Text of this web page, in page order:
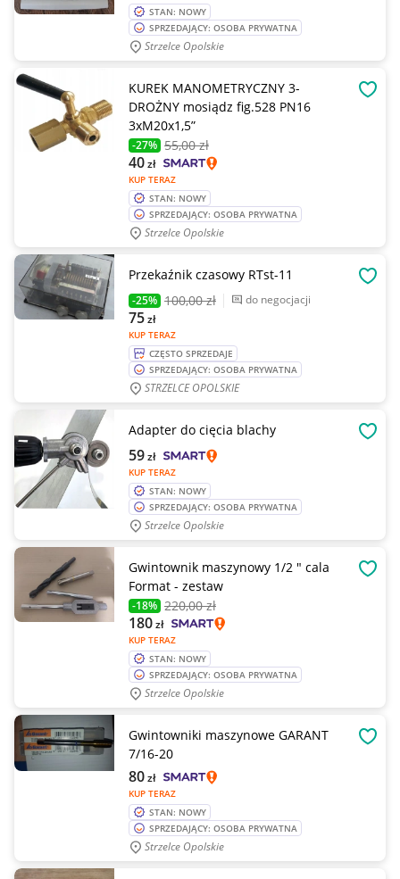
STAN: NOWY
SPRZEDAJĄCY: OSOBA PRYWATNA
Strzelce Opolskie
KUREK MANOMETRYCZNY 3-
DROŻNY mosiądz fig.528 PN16
3xM20x1,5”
-27% 55,00 zł
KUP TERAZ
40zł
STAN: NOWY
SPRZEDAJĄCY: OSOBA PRYWATNA
Strzelce Opolskie
Przekaźnik czasowy RTst-11
-25% 100,00 zł do negocjacji
KUP TERAZ
75zł
CZĘSTO SPRZEDAJE
SPRZEDAJĄCY: OSOBA PRYWATNA
STRZELCE OPOLSKIE
Adapter do cięcia blachy
KUP TERAZ
59zł
STAN: NOWY
SPRZEDAJĄCY: OSOBA PRYWATNA
Strzelce Opolskie
Gwintownik maszynowy 1/2 " cala
Format - zestaw
-18% 220,00 zł
KUP TERAZ
180zł
STAN: NOWY
SPRZEDAJĄCY: OSOBA PRYWATNA
Strzelce Opolskie
Gwintowniki maszynowe GARANT
7/16-20
KUP TERAZ
80zł
STAN: NOWY
SPRZEDAJĄCY: OSOBA PRYWATNA
Strzelce Opolskie